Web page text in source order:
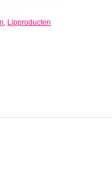
, Lipproducten